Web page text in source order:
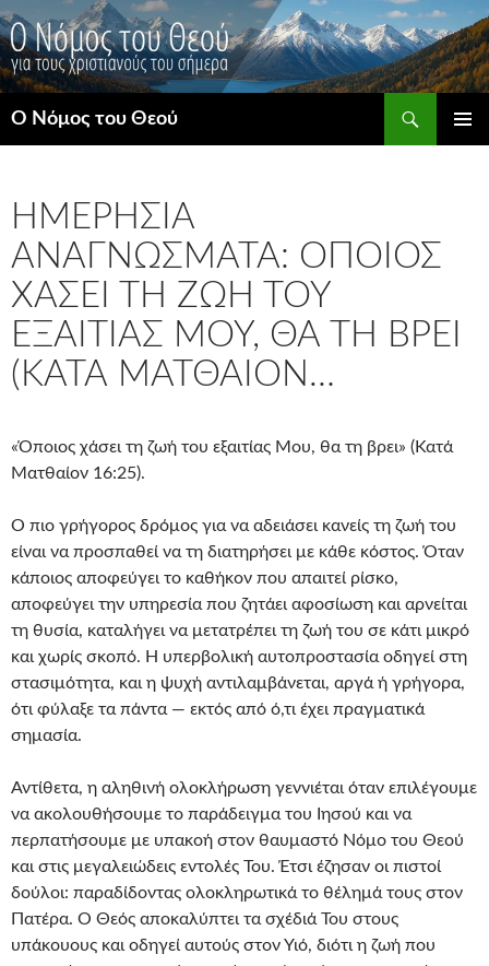
Μετάβαση
σε
περιεχόμενο
Ο Νόμος του Θεού
ΗΜΕΡΉΣΙΑ
ΑΝΑΓΝΏΣΜΑΤΑ: ΌΠΟΙΟΣ
ΧΆΣΕΙ ΤΗ ΖΩΉ ΤΟΥ
ΕΞΑΙΤΊΑΣ ΜΟΥ, ΘΑ ΤΗ ΒΡΕΙ
(ΚΑΤΆ ΜΑΤΘΑΊΟΝ…
«Όποιος χάσει τη ζωή του εξαιτίας Μου, θα τη βρει» (Κατά
Ματθαίον 16:25).
Ο πιο γρήγορος δρόμος για να αδειάσει κανείς τη ζωή του
είναι να προσπαθεί να τη διατηρήσει με κάθε κόστος. Όταν
κάποιος αποφεύγει το καθήκον που απαιτεί ρίσκο,
αποφεύγει την υπηρεσία που ζητάει αφοσίωση και αρνείται
τη θυσία, καταλήγει να μετατρέπει τη ζωή του σε κάτι μικρό
και χωρίς σκοπό. Η υπερβολική αυτοπροστασία οδηγεί στη
στασιμότητα, και η ψυχή αντιλαμβάνεται, αργά ή γρήγορα,
ότι φύλαξε τα πάντα — εκτός από ό,τι έχει πραγματικά
σημασία.
Αντίθετα, η αληθινή ολοκλήρωση γεννιέται όταν επιλέγουμε
να ακολουθήσουμε το παράδειγμα του Ιησού και να
περπατήσουμε με υπακοή στον θαυμαστό Νόμο του Θεού
και στις μεγαλειώδεις εντολές Του. Έτσι έζησαν οι πιστοί
δούλοι: παραδίδοντας ολοκληρωτικά το θέλημά τους στον
Πατέρα. Ο Θεός αποκαλύπτει τα σχέδιά Του στους
υπάκουους και οδηγεί αυτούς στον Υιό, διότι η ζωή που